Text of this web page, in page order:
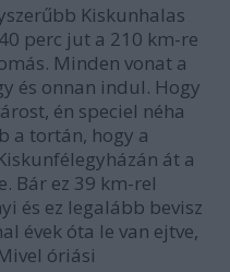
Kiskunhalas
perc jut a 210 km-re
Minden vonat a
és onnan indul. Hogy
én speciel néha
a tortán, hogy a
át a
Bár ez 39 km-rel
és ez legalább bevisz
évek óta le van ejtve,
óriási